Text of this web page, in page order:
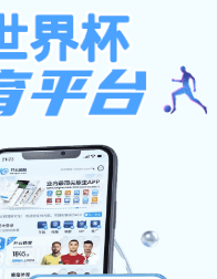
（中国）简介